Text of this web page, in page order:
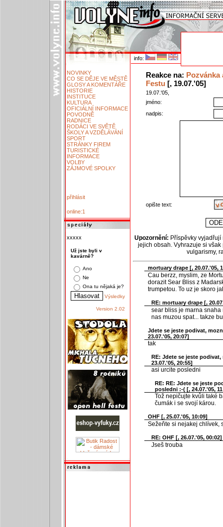
info:
NOVINKY
CO SE DĚJE VE MĚSTĚ
GLOSY A KOMENTÁŘE
HISTORIE
INSTITUCE
KULTURA
OFICIÁLNÍ INFORMACE
POVODNĚ
RADNICE
RODÁCI VE SVĚTĚ
ŠKOLY A VZDĚLÁVÁNÍ
SPORT
STRÁNKY FIREM
TURISTICKÉ
INFORMACE
VOLBY
ZÁJMOVÉ SPOLKY
přihlásit
online:1
xxxxx
Už jste byli v
kavárně?
Ano
Ne
Ona tu nějaká je?
Výsledky
Version 2.02
Reakce na: Pozvánka
Festu[, 19.07.'05]
19.07.'05,
jméno:
nadpis:
opište text:
Upozornění: Příspěvky
jejich obsah. Vyhrazuje si
vulgarismy,
mortuary drape [, 20.07.'05,
Cau berzz, myslim, ze
dorazit Sear Bliss z
trumpetou. To uz je skoro
RE: mortuary drape [,
sear bliss je marna snaha
nas muzou spat... takze
Jdete se jeste podivat,
23.07.'05, 20:07]
tak
RE: Jdete se jeste
23.07.'05, 20:55]
asi urcite posledni
RE: RE: Jdete se jeste
posledni :-( [, 24.07.'05,
Tož nepičujte kvůli také
čumák i se svojí károu.
OHF [, 25.07.'05, 10:09]
Sežeňte si nejakej chlívek,
RE: OHF [, 26.07.'05, 00:02]
Jseš trouba